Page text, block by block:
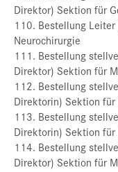
Direktor) Sektion für
110. Bestellung
Neurochirurgie
111. Bestellung
Direktor) Sektion für
112. Bestellung
Direktorin) Sektion für
113. Bestellung
Direktorin) Sektion
114. Bestellung
Direktor) Sektion für